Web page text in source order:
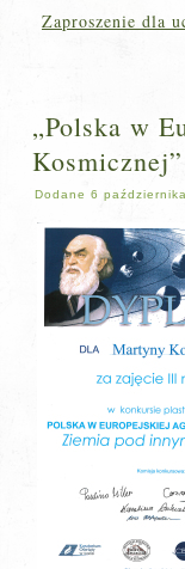
Zaproszenie dla
„Polska w
Dodane 6